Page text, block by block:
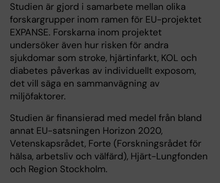
Studien är gjord i samarbete mellan olika
forskargrupper inom ramen för EU-projektet
EXPANSE. Forskarna inom projektet
undersöker även hur risken för andra
sjukdomar som stroke, hjärtinfarkt, KOL och
diabetes påverkas av individuellt exposom,
det vill säga en sammanvägning av
miljöfaktorer.
Studien är finansierad med medel från bland
annat EU-satsningen Horizon 2020,
Vetenskapsrådet, Forte (Forskningsrådet för
hälsa, arbetsliv och välfärd), Hjärt-Lungfonden
och Region Stockholm.